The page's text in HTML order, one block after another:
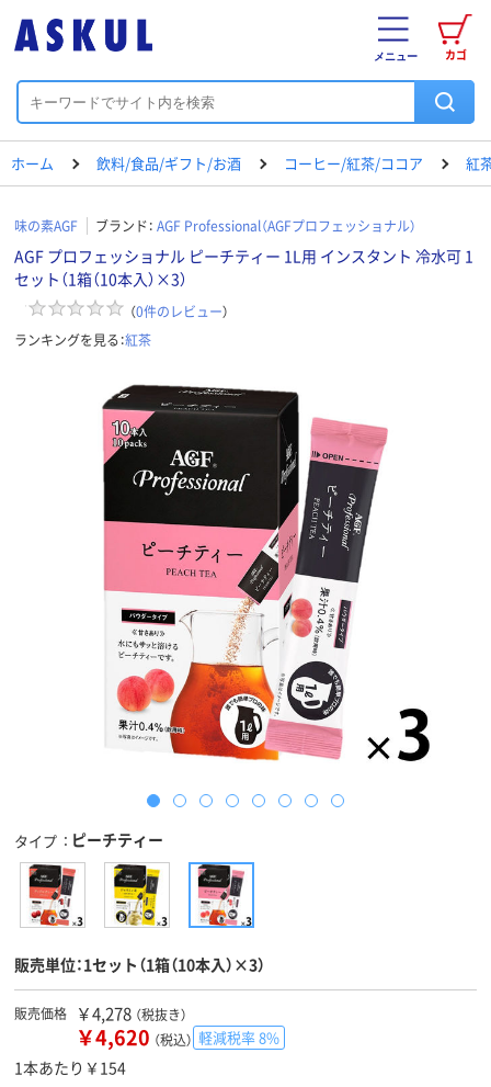
カゴ
メニュー
ホーム 飲料/食品/ギフト/お酒 コーヒー/紅茶/ココア 紅
味の素AGF ブランド： AGF Professional（AGFプロフェッショナル）
AGF プロフェッショナル ピーチティー 1L用 インスタント 冷水可 1
セット（1箱（10本入）×3）
（0件のレビュー）
ランキングを見る：紅茶
タイプ ピーチティー
販売単位：1セット（1箱（10本入）×3）
販売価格 ￥4,278 （税抜き）
￥4,620 （税込） 軽減税率 8%
1本あたり￥154